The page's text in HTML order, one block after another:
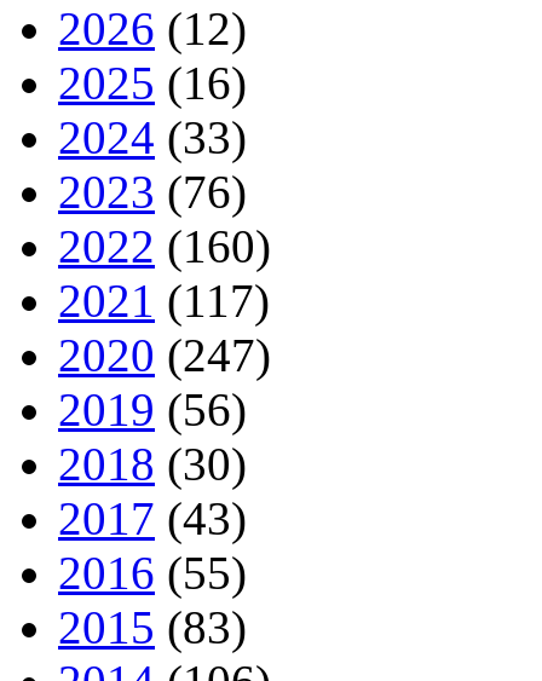
2026 (12)
2025 (16)
2024 (33)
2023 (76)
2022 (160)
2021 (117)
2020 (247)
2019 (56)
2018 (30)
2017 (43)
2016 (55)
2015 (83)